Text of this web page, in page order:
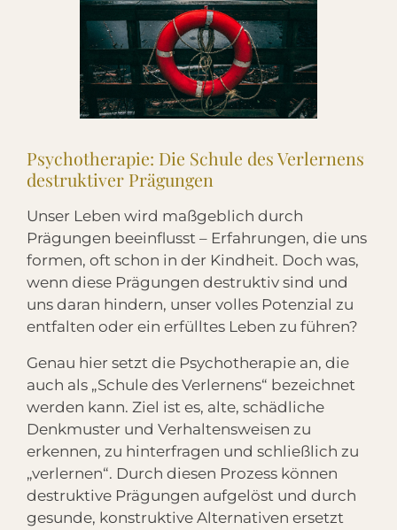
Psychotherapie: Die Schule des Verlernens
destruktiver Prägungen
Unser Leben wird maßgeblich durch
Prägungen beeinflusst – Erfahrungen, die uns
formen, oft schon in der Kindheit. Doch was,
wenn diese Prägungen destruktiv sind und
uns daran hindern, unser volles Potenzial zu
entfalten oder ein erfülltes Leben zu führen?
Genau hier setzt die Psychotherapie an, die
auch als „Schule des Verlernens“ bezeichnet
werden kann. Ziel ist es, alte, schädliche
Denkmuster und Verhaltensweisen zu
erkennen, zu hinterfragen und schließlich zu
„verlernen“. Durch diesen Prozess können
destruktive Prägungen aufgelöst und durch
gesunde, konstruktive Alternativen ersetzt